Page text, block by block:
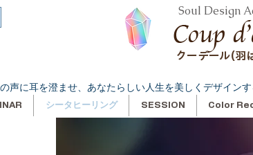
Soul Design
クーデール(羽
声に耳を澄ませ、あなたらしい人生を美しくデザイン
シータヒーリング SESSION Color